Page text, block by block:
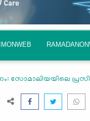
സോമാലിയയിലെ